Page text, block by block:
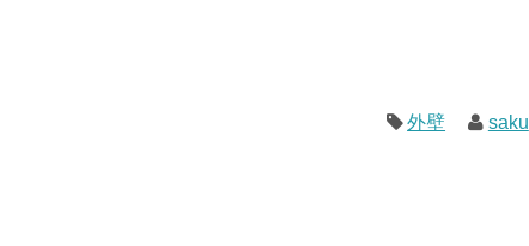
外壁 saku